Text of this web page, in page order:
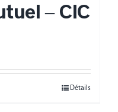
– CIC
Détails